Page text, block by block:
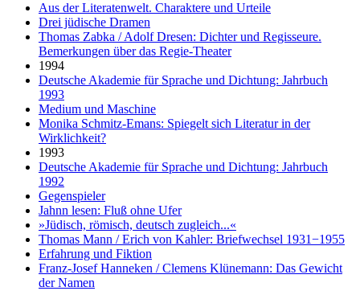
Aus der Literatenwelt. Charaktere und Urteile
Drei jüdische Dramen
Thomas Zabka / Adolf Dresen: Dichter und Regisseure.
Bemerkungen über das Regie-Theater
1994
Deutsche Akademie für Sprache und Dichtung: Jahrbuch
1993
Medium und Maschine
Monika Schmitz-Emans: Spiegelt sich Literatur in der
Wirklichkeit?
1993
Deutsche Akademie für Sprache und Dichtung: Jahrbuch
1992
Gegenspieler
Jahnn lesen: Fluß ohne Ufer
»Jüdisch, römisch, deutsch zugleich...«
Thomas Mann / Erich von Kahler: Briefwechsel 1931−1955
Erfahrung und Fiktion
Franz-Josef Hanneken / Clemens Klünemann: Das Gewicht
der Namen